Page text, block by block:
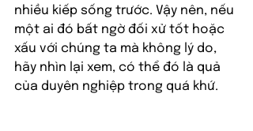
nhiều kiếp sống trước. Vậy nên, nếu
một ai đó bất ngờ đối xử tốt hoặc
xấu với chúng ta mà không lý do,
hãy nhìn lại xem, có thể đó là quả
của duyên nghiệp trong quá khứ.